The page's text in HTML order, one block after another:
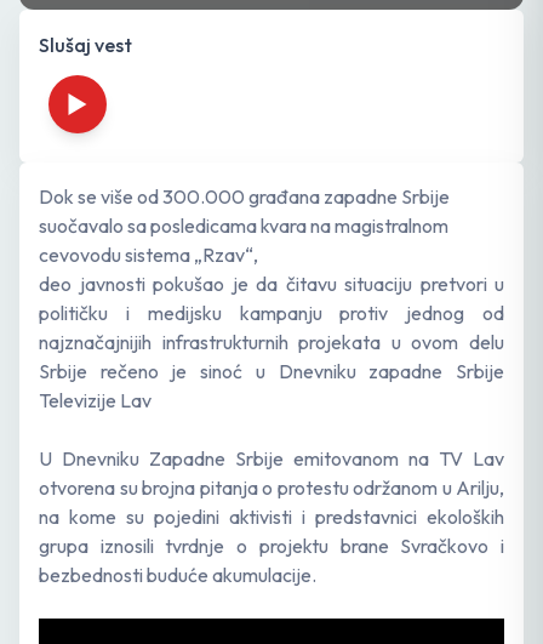
Slušaj vest
Dok se više od 300.000 građana zapadne Srbije
suočavalo sa posledicama kvara na magistralnom
cevovodu sistema „Rzav“,
deo javnosti pokušao je da čitavu situaciju pretvori u
političku i medijsku kampanju protiv jednog od
najznačajnijih infrastrukturnih projekata u ovom delu
Srbije rečeno je sinoć u Dnevniku zapadne Srbije
Televizije Lav
U Dnevniku Zapadne Srbije emitovanom na TV Lav
otvorena su brojna pitanja o protestu održanom u Arilju,
na kome su pojedini aktivisti i predstavnici ekoloških
grupa iznosili tvrdnje o projektu brane Svračkovo i
bezbednosti buduće akumulacije.